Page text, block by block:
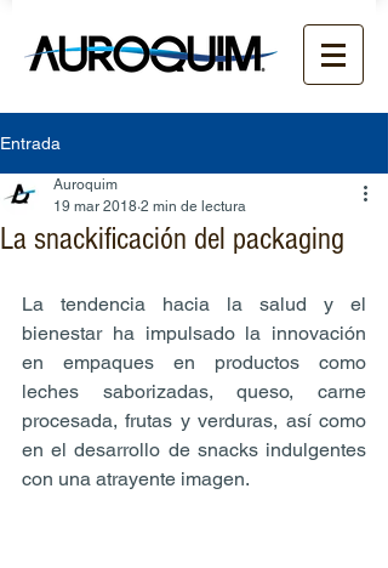
Entrada
La snackificación del packaging
Auroquim
19 mar 2018 2 min de lectura
La tendencia hacia la salud y el
bienestar ha impulsado la innovación
en empaques en productos como
leches saborizadas, queso, carne
procesada, frutas y verduras, así como
en el desarrollo de snacks indulgentes
con una atrayente imagen.